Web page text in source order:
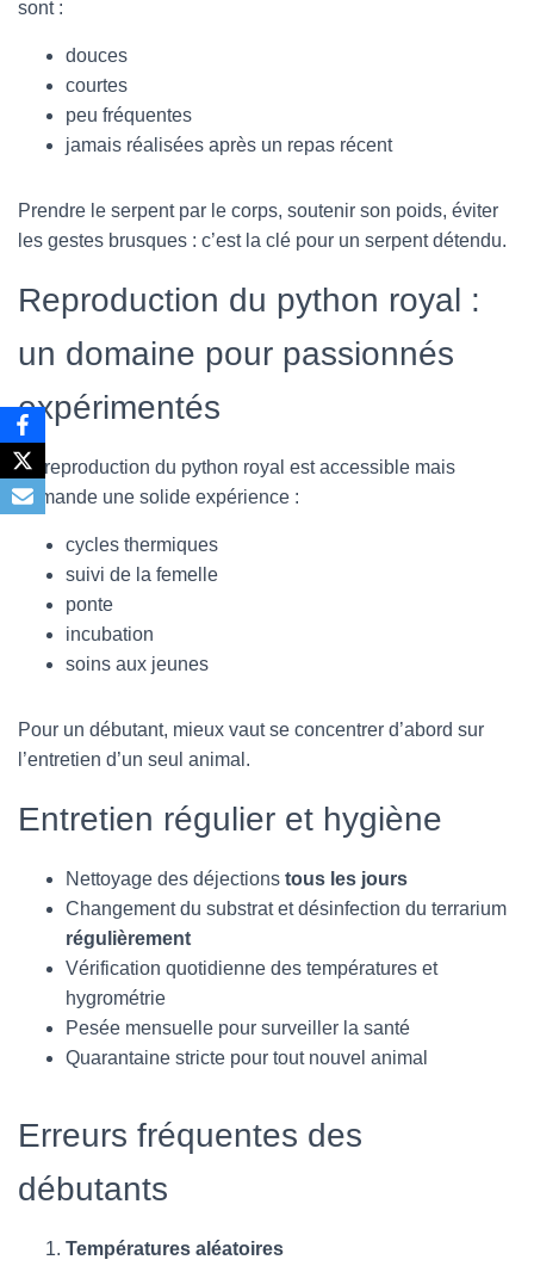
sont :
douces
courtes
peu fréquentes
jamais réalisées après un repas récent
Prendre le serpent par le corps, soutenir son poids, éviter
les gestes brusques : c’est la clé pour un serpent détendu.
Reproduction du python royal :
un domaine pour passionnés
expérimentés
La reproduction du python royal est accessible mais
demande une solide expérience :
cycles thermiques
suivi de la femelle
ponte
incubation
soins aux jeunes
Pour un débutant, mieux vaut se concentrer d’abord sur
l’entretien d’un seul animal.
Entretien régulier et hygiène
Nettoyage des déjections tous les jours
Changement du substrat et désinfection du terrarium
régulièrement
Vérification quotidienne des températures et
hygrométrie
Pesée mensuelle pour surveiller la santé
Quarantaine stricte pour tout nouvel animal
Erreurs fréquentes des
débutants
Températures aléatoires